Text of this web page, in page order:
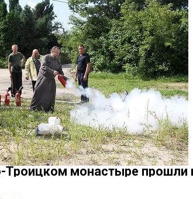
Троицком монастыре прошли